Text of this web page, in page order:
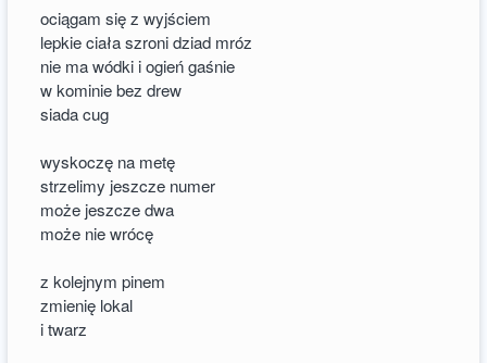
ociągam się z wyjściem
lepkie ciała szroni dziad mróz
nie ma wódki i ogień gaśnie
w kominie bez drew
siada cug
wyskoczę na metę
strzelimy jeszcze numer
może jeszcze dwa
może nie wrócę
z kolejnym pinem
zmienię lokal
i twarz